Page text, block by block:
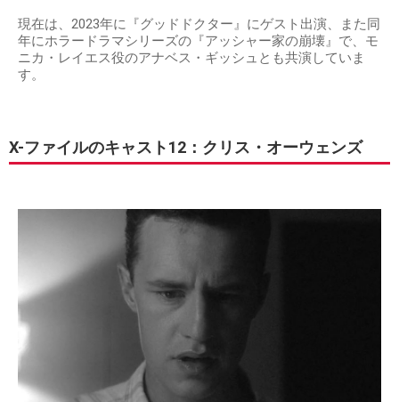
現在は、2023年に『グッドドクター』にゲスト出演、また同
年にホラードラマシリーズの『アッシャー家の崩壊』で、モ
ニカ・レイエス役のアナベス・ギッシュとも共演していま
す。
X-ファイルのキャスト12：クリス・オーウェンズ